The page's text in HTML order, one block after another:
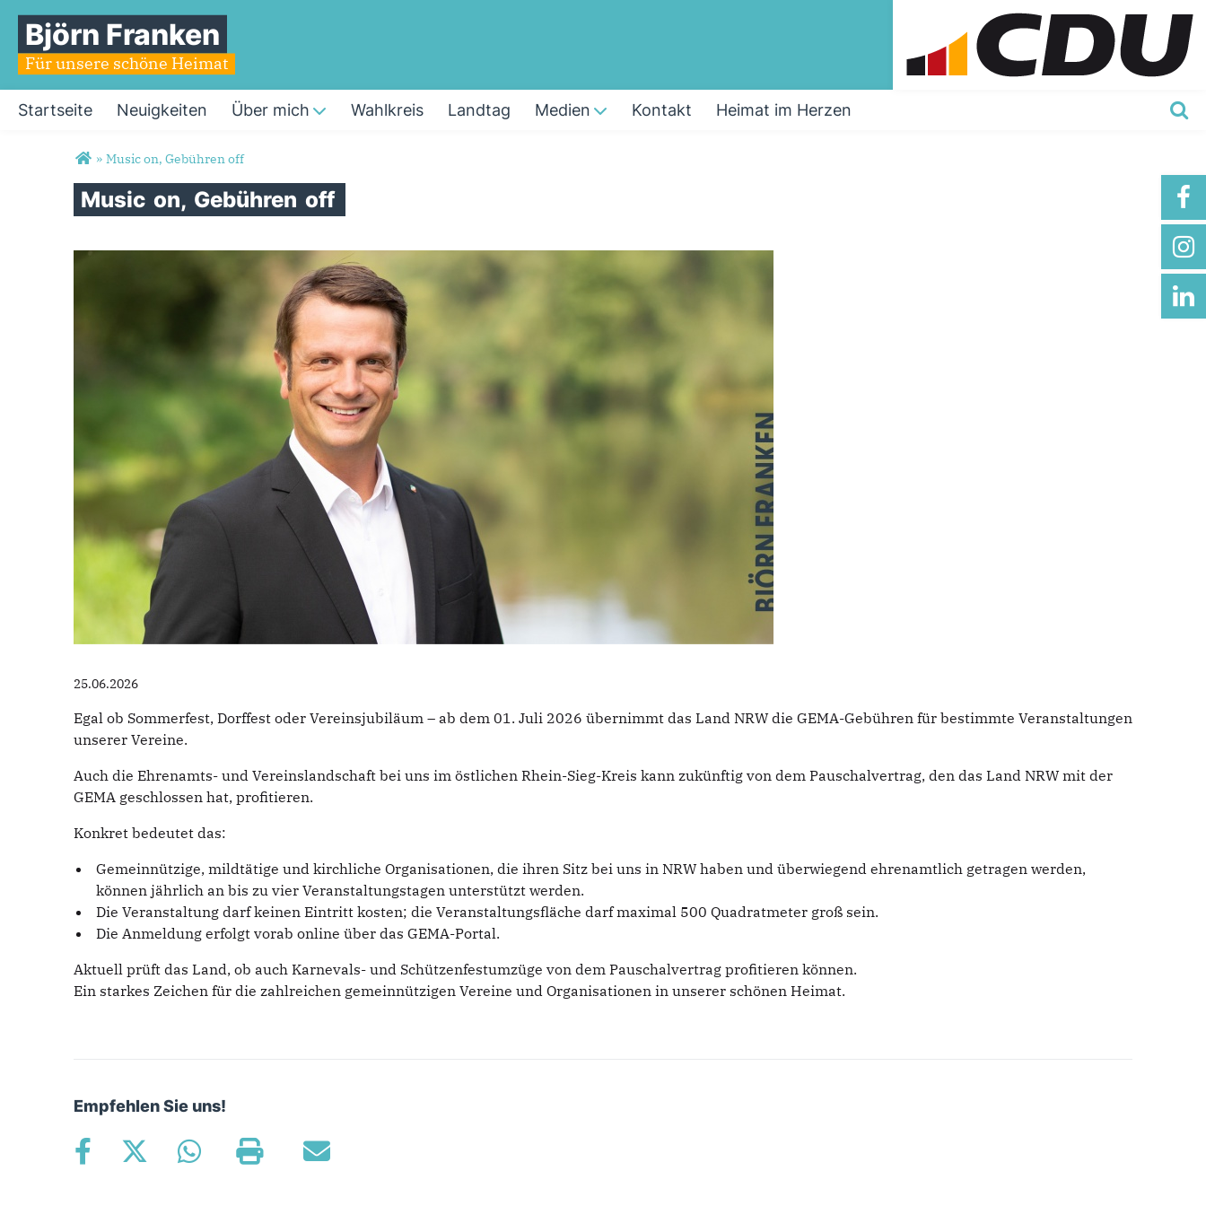
Björn Franken
Für unsere schöne Heimat
Startseite Neuigkeiten Über mich Wahlkreis Landtag Medien Kontakt Heimat im Herzen
Sie sind hier
» Music on, Gebühren off
Music on, Gebühren off
25.06.2026
Egal ob Sommerfest, Dorffest oder Vereinsjubiläum – ab dem 01. Juli 2026 übernimmt das Land NRW die GEMA-Gebühren für bestimmte Veranstaltungen
unserer Vereine.
Auch die Ehrenamts- und Vereinslandschaft bei uns im östlichen Rhein-Sieg-Kreis kann zukünftig von dem Pauschalvertrag, den das Land NRW mit der
GEMA geschlossen hat, profitieren.
Konkret bedeutet das:
Gemeinnützige, mildtätige und kirchliche Organisationen, die ihren Sitz bei uns in NRW haben und überwiegend ehrenamtlich getragen werden,
können jährlich an bis zu vier Veranstaltungstagen unterstützt werden.
Die Veranstaltung darf keinen Eintritt kosten; die Veranstaltungsfläche darf maximal 500 Quadratmeter groß sein.
Die Anmeldung erfolgt vorab online über das GEMA-Portal.
Aktuell prüft das Land, ob auch Karnevals- und Schützenfestumzüge von dem Pauschalvertrag profitieren können.
Ein starkes Zeichen für die zahlreichen gemeinnützigen Vereine und Organisationen in unserer schönen Heimat.
Empfehlen Sie uns!